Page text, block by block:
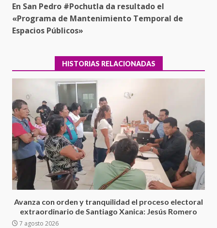
En San Pedro #Pochutla da resultado el
«Programa de Mantenimiento Temporal de
Espacios Públicos»
HISTORIAS RELACIONADAS
Avanza con orden y tranquilidad el proceso electoral
extraordinario de Santiago Xanica: Jesús Romero
7 agosto 2026
3
Ciudad Salud: justicia social para
Oaxaca